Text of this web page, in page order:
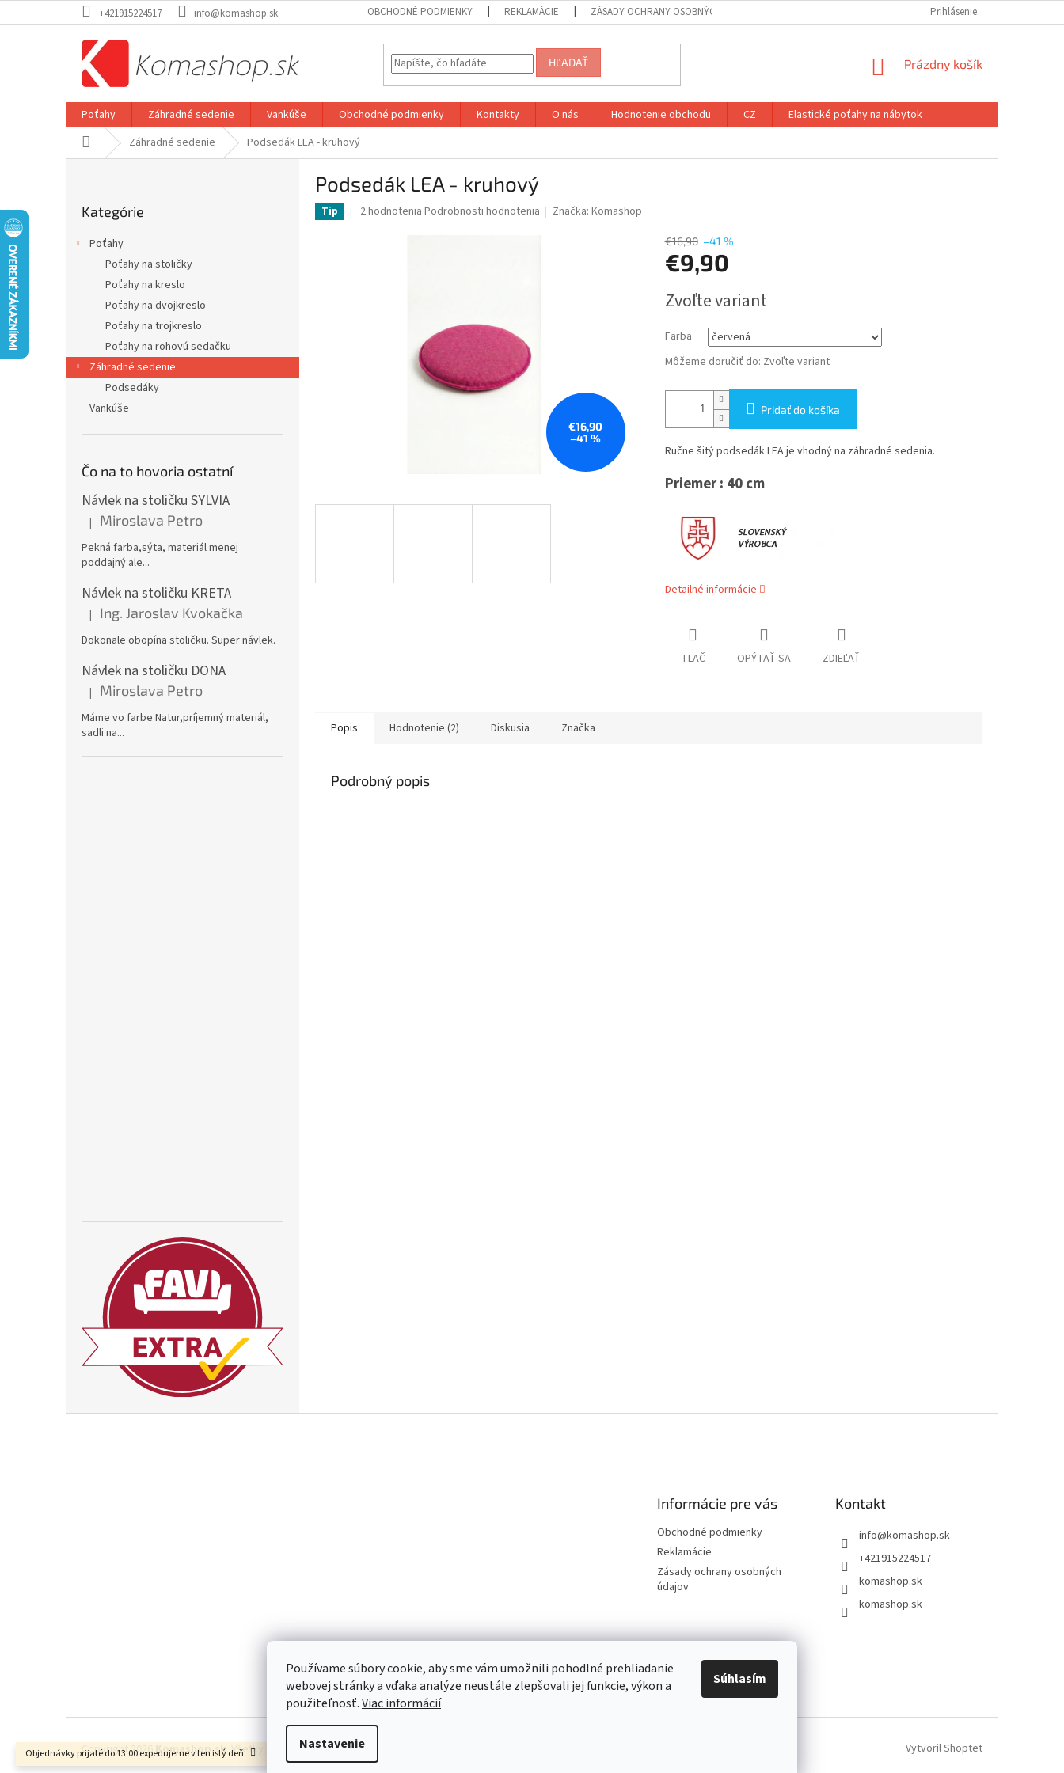
Používame súbory cookie, aby sme vám umožnili pohodlné prehliadanie
webovej stránky a vďaka analýze neustále zlepšovali jej funkcie, výkon a
použiteľnosť.Viac informácií
Nastavenie
Súhlasím
na
Objednávky prijaté do 13:00 expedujeme v ten istý deň
+421915224517 info@komashop.sk OBCHODNÉ PODMIENKY REKLAMÁCIE ZÁSADY OCHRANY OSOBNÝCH ÚDAJOV Prihlásenie
HĽADAŤ
NÁKUPNÝ
Prázdny košík
Poťahy Záhradné sedenie Vankúše Obchodné podmienky Kontakty O nás Hodnotenie obchodu CZ
Elastické poťahy na nábytok
Domov Záhradné sedenie Podsedák LEA - kruhový
kategórie
Kategórie
Poťahy
Poťahy na stoličky
Poťahy na kreslo
Poťahy na dvojkreslo
Poťahy na trojkreslo
Poťahy na rohovú sedačku
Záhradné sedenie
Podsedáky
Vankúše
Čo na to hovoria ostatní
Návlek na stoličku SYLVIA
Hodnotenie produktu je 5 z 5 hviezdičiek.
| Miroslava Petro
Pekná farba,sýta, materiál menej
poddajný ale...
Návlek na stoličku KRETA
Hodnotenie produktu je 5 z 5 hviezdičiek.
| Ing. Jaroslav Kvokačka
Dokonale obopína stoličku. Super návlek.
Návlek na stoličku DONA
Hodnotenie produktu je 5 z 5 hviezdičiek.
| Miroslava Petro
Máme vo farbe Natur,príjemný materiál,
sadli na...
Podsedák LEA - kruhový
Tip
Priemerné
2 hodnotenia Podrobnosti hodnotenia Značka:Komashop
€16,90
–41 %
€16,90 –41 %
€9,90
cena:
Zvoľte variant
Farba
Môžeme doručiť do: Zvoľte variant
Pridať do košíka
Ručne šitý podsedák LEA je vhodný na záhradné sedenia.
Priemer : 40 cm
Detailné informácie
TLAČ OPÝTAŤ SA ZDIEĽAŤ
Popis Hodnotenie (2) Diskusia Značka
Podrobný popis
Informácie pre vás
Obchodné podmienky
Reklamácie
Zásady ochrany osobných
údajov
Kontakt
info@komashop.sk
+421915224517
komashop.sk
komashop.sk
Overene
Vytvoril Shoptet
Copyright 2026Komashop.sk. Všetky práva vyhradené.Upraviť nastavenie cookies